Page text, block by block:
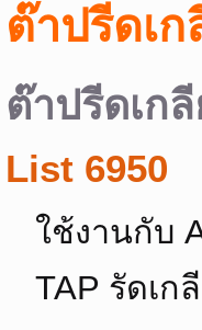
ต๊าปรีดเก
ต๊าปรีดเก
List 6950
ใช้งานกับ
TAP รัดเก